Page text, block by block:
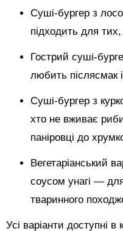
Суші-бургер з
підходить для
Гострий суші-
любить післясмак
Суші-бургер з
хто не вживає
паніровці до
Вегетаріанський
соусом унагі — для
тваринного
Усі варіанти доступні